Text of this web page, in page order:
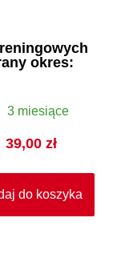
okres:
39,00 zł
do koszyka